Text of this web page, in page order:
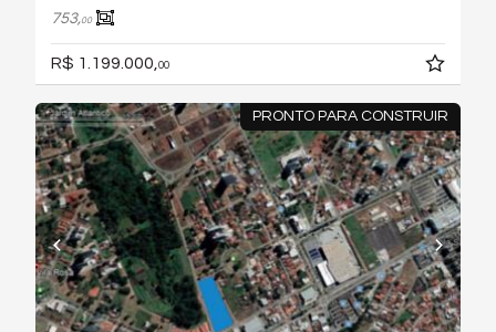
753,00
R$ 1.199.000,00
PRONTO PARA CONSTRUIR